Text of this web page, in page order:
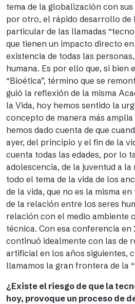
tema de la globalización con
por otro, el rápido desarrollo de
particular de las llamadas
que tienen un impacto directo
existencia de todas las
humana. Es por ello que, si bien
“Bioética”, término que se
guió la reflexión de la misma
la Vida, hoy hemos sentido la
concepto de manera más
hemos dado cuenta de que
ayer, del principio y el fin de la
cuenta todas las edades, por lo
adolescencia, de la juventud a la
todo el tema de la vida de los
de la vida, que no es la misma
de la relación entre los seres
relación con el medio ambiente
técnica. Con esa conferencia en
continuó idealmente con las de
artificial en los años siguientes,
llamamos la gran frontera de la
¿Existe el riesgo de que la
hoy, provoque un proceso de